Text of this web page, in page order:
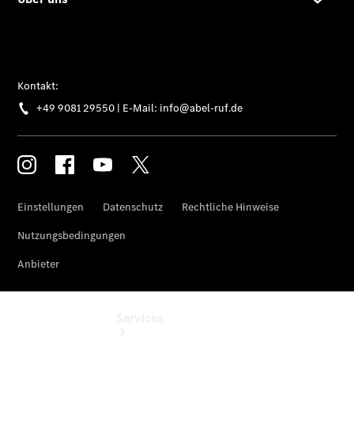
Sterne
Extras
Gebrauchtfahrzeugsuche